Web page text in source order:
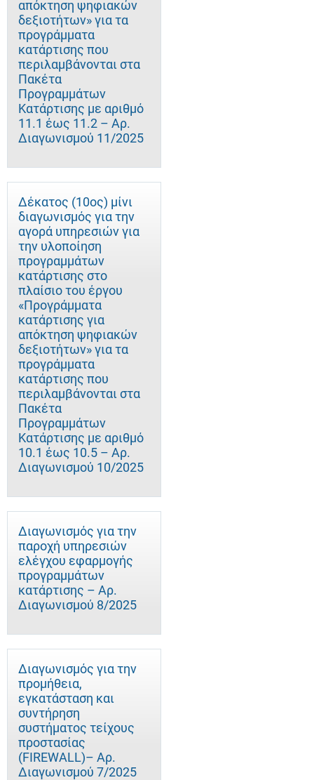
απόκτηση ψηφιακών
δεξιοτήτων» για τα
προγράμματα
κατάρτισης που
περιλαμβάνονται στα
Πακέτα
Προγραμμάτων
Κατάρτισης με αριθμό
11.1 έως 11.2 – Αρ.
Διαγωνισμού 11/2025
Δέκατος (10ος) μίνι
διαγωνισμός για την
αγορά υπηρεσιών για
την υλοποίηση
προγραμμάτων
κατάρτισης στο
πλαίσιο του έργου
«Προγράμματα
κατάρτισης για
απόκτηση ψηφιακών
δεξιοτήτων» για τα
προγράμματα
κατάρτισης που
περιλαμβάνονται στα
Πακέτα
Προγραμμάτων
Κατάρτισης με αριθμό
10.1 έως 10.5 – Αρ.
Διαγωνισμού 10/2025
Διαγωνισμός για την
παροχή υπηρεσιών
ελέγχου εφαρμογής
προγραμμάτων
κατάρτισης – Αρ.
Διαγωνισμού 8/2025
Διαγωνισμός για την
προμήθεια,
εγκατάσταση και
συντήρηση
συστήματος τείχους
προστασίας
(FIREWALL)– Αρ.
Διαγωνισμού 7/2025